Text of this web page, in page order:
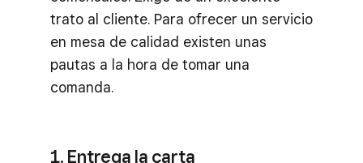
trato al cliente. Para ofrecer un servicio
en mesa de calidad existen unas
pautas a la hora de tomar una
comanda.
1. Entrega la carta